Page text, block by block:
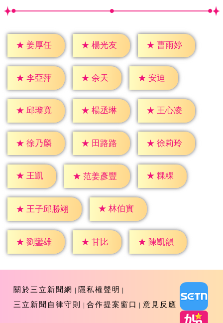
★ 姜厚任 ★ 楊光友 ★ 曹雨婷
★ 李亞萍 ★ 余天 ★ 安迪
★ 邱瓈寬 ★ 楊丞琳 ★ 王心凌
★ 徐乃麟 ★ 田路路 ★ 徐莉玲
★ 王凱 ★ 范姜彥豐 ★ 粿粿
★ 王子邱勝翊 ★ 林伯實
★ 劉鑾雄 ★ 甘比 ★ 陳凱韻
關於三立新聞網
隱私權聲明
三立新聞自律守則
合作提案窗口 意見反應